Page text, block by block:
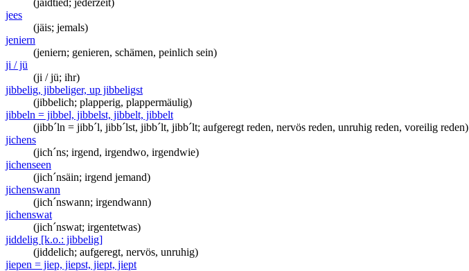
(jäidtied; jederzeit)
jees
(jäis; jemals)
jeniern
(jeniern; genieren, schämen, peinlich sein)
ji / jü
(ji / jü; ihr)
jibbelig, jibbeliger, up jibbeligst
(jibbelich; plapperig, plappermäulig)
jibbeln = jibbel, jibbelst, jibbelt, jibbelt
(jibb´ln = jibb´l, jibb´lst, jibb´lt, jibb´lt; aufgeregt reden, nervös reden, unruhig reden, voreilig reden)
jichens
(jich´ns; irgend, irgendwo, irgendwie)
jichenseen
(jich´nsäin; irgend jemand)
jichenswann
(jich´nswann; irgendwann)
jichenswat
(jich´nswat; irgentetwas)
jiddelig [k.o.: jibbelig]
(jiddelich; aufgeregt, nervös, unruhig)
jiepen = jiep, jiepst, jiept, jiept